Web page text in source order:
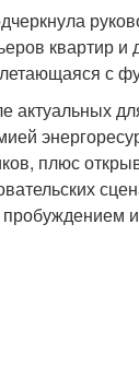
квартир и
с
актуальных
плюс